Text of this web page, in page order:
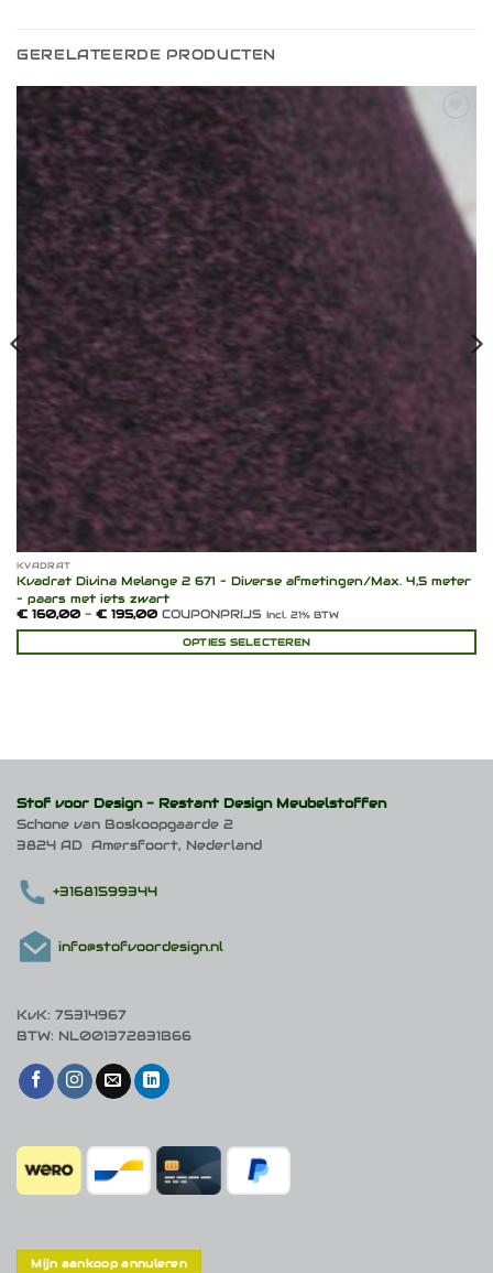
GERELATEERDE PRODUCTEN
Toevoegen
aan
verlanglijst
KVADRAT
Kvadrat Divina Melange 2 671 – Diverse afmetingen/Max. 4,5 meter
– paars met iets zwart
€160,00 - €195,00Prijsklasse:
tot
€ 195,00
COUPONPRIJS Incl. 21% BTW
OPTIES SELECTEREN
Deze
gekozen
worden
op
productpagina
Stof voor Design - Restant Design Meubelstoffen
Schone van Boskoopgaarde 2
3824 AD Amersfoort, Nederland
+31681599344
info@stofvoordesign.nl
KvK: 75314967
BTW: NL001372831B66
Mijn aankoop annuleren